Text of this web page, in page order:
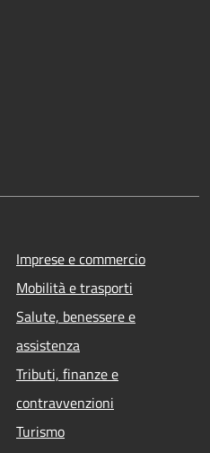
Imprese e commercio
Mobilità e trasporti
Salute, benessere e
assistenza
Tributi, finanze e
contravvenzioni
Turismo